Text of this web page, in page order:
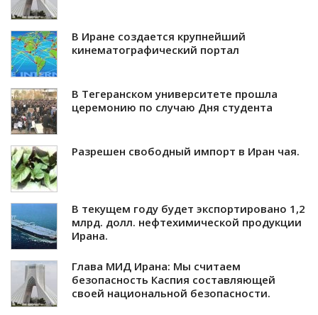
В Иране создается крупнейший
кинематографический портал
В Тегеранском университете прошла
церемонию по случаю Дня студента
Разрешен свободный импорт в Иран чая.
В текущем году будет экспортировано 1,2
млрд. долл. нефтехимической продукции
Ирана.
Глава МИД Ирана: Мы считаем
безопасность Каспия составляющей
своей национальной безопасности.